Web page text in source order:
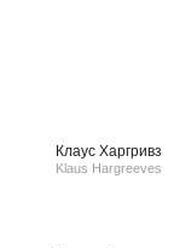
Клаус Харгривз
Klaus Hargreeves